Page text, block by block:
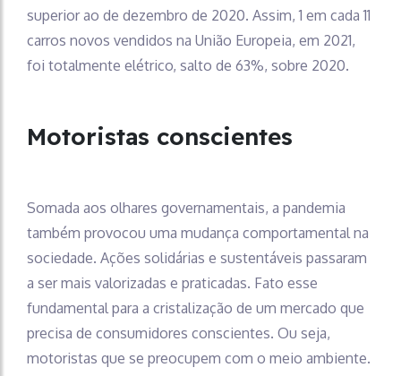
superior ao de dezembro de 2020. Assim, 1 em cada 11
carros novos vendidos na União Europeia, em 2021,
foi totalmente elétrico, salto de 63%, sobre 2020.
Motoristas conscientes
Somada aos olhares governamentais, a pandemia
também provocou uma mudança comportamental na
sociedade. Ações solidárias e sustentáveis passaram
a ser mais valorizadas e praticadas. Fato esse
fundamental para a cristalização de um mercado que
precisa de consumidores conscientes. Ou seja,
motoristas que se preocupem com o meio ambiente.